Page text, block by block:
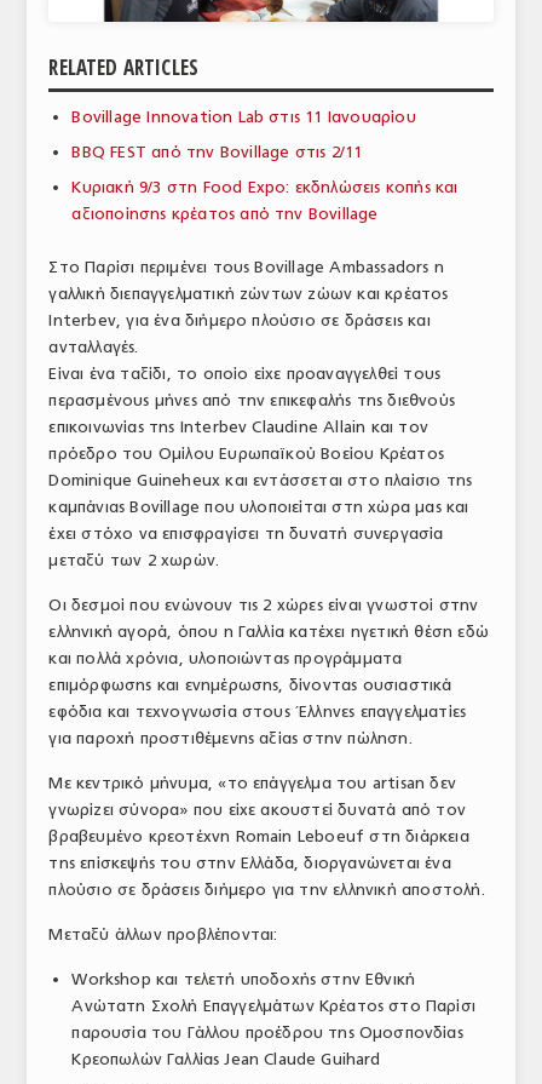
ΣΦΑΓΕΙΑ
ΠΡΩΤΕΣ ΥΛΕΣ
ΥΠΗΡΕΣΙΕΣ
ΕΜΠΟΡΙΚΟΙ ΑΝΤΙΠΡΟΣΩΠΟΙ
ΝΟΜΟΘΕΣΙΑ
ΕΥΡΩΠΑΪΚΗ ΝΟΜΟΘΕΣΙΑ
ΤΟ ΠΕΡΙΟΔΙΚΟ
ΑΡΧΕΙΟ ΤΕΥΧΩΝ
ΣΥΝΕΔΡΙΟ ΚΡΕΑΤΟΣ
RELATED ARTICLES
Bovillage Innovation Lab στις 11 Ιανουαρίου
BBQ FEST από την Bovillage στις 2/11
Κυριακή 9/3 στη Food Expo: εκδηλώσεις κοπής και
αξιοποίησης κρέατος από την Bovillage
Στο Παρίσι περιμένει τους Bovillage Ambassadors η
γαλλική διεπαγγελματική ζώντων ζώων και κρέατος
Interbev, για ένα διήμερο πλούσιο σε δράσεις και
ανταλλαγές.
Είναι ένα ταξίδι, το οποίο είχε προαναγγελθεί τους
περασμένους μήνες από την επικεφαλής της διεθνούς
επικοινωνίας της Interbev Claudine Allain και τον
πρόεδρο του Ομίλου Ευρωπαϊκού Βοείου Κρέατος
Dominique Guineheux και εντάσσεται στο πλαίσιο της
καμπάνιας Bovillage που υλοποιείται στη χώρα μας και
έχει στόχο να επισφραγίσει τη δυνατή συνεργασία
μεταξύ των 2 χωρών.
Οι δεσμοί που ενώνουν τις 2 χώρες είναι γνωστοί στην
ελληνική αγορά, όπου η Γαλλία κατέχει ηγετική θέση εδώ
και πολλά χρόνια, υλοποιώντας προγράμματα
επιμόρφωσης και ενημέρωσης, δίνοντας ουσιαστικά
εφόδια και τεχνογνωσία στους Έλληνες επαγγελματίες
για παροχή προστιθέμενης αξίας στην πώληση.
Με κεντρικό μήνυμα, «το επάγγελμα του artisan δεν
γνωρίζει σύνορα» που είχε ακουστεί δυνατά από τον
βραβευμένο κρεοτέχνη Romain Leboeuf στη διάρκεια
της επίσκεψής του στην Ελλάδα, διοργανώνεται ένα
πλούσιο σε δράσεις διήμερο για την ελληνική αποστολή.
Μεταξύ άλλων προβλέπονται:
Workshop και τελετή υποδοχής στην Εθνική
Ανώτατη Σχολή Επαγγελμάτων Κρέατος στο Παρίσι
παρουσία του Γάλλου προέδρου της Ομοσπονδίας
Κρεοπωλών Γαλλίας Jean Claude Guihard